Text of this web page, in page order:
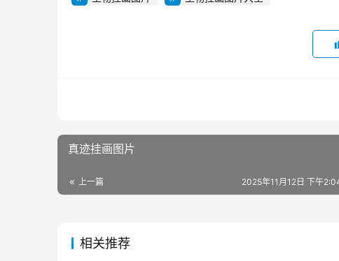
真迹挂画图片
上一篇 2025年11月12日 下午
相关推荐